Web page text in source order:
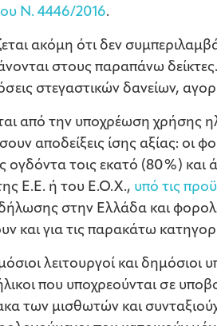
Ν. 4446/2016.
ακόμη ότι δεν
στους παραπάνω δείκτες.
στεγαστικών δανείων,
από την υποχρέωση χρήσης
αποδείξεις ίσης αξίας:
ογδόντα τοις εκατό (80%) και
Ε.Ε. ή του Ε.Ο.Χ., υπό τις
στην Ελλάδα και
και για τις παρακάτω
λειτουργοί και δημόσιοι
που υποχρεούνται σε
των μισθωτών και